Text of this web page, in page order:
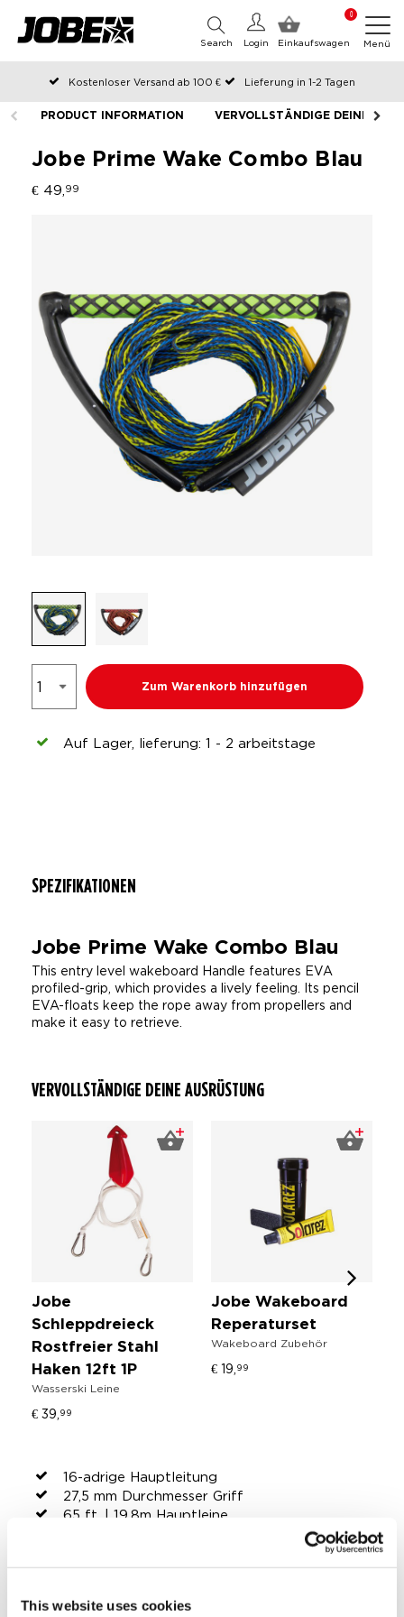
This website uses cookies
0
Einkaufswagen
Login
Search Menü
Kostenloser Versand ab 100 €
Lieferung in 1-2 Tagen
An Werktagen vor 12:00 Uhr bestellt, noch am selben Tag versendet
Zahlen Sie später oder in Teilen
PRODUCT INFORMATION VERVOLLSTÄNDIGE DEINE
Jobe Prime Wake Combo Blau
€ 49, 99
Zum Warenkorb hinzufügen
Auf Lager, lieferung: 1 - 2 arbeitstage
SPEZIFIKATIONEN
Jobe Prime Wake Combo Blau
This entry level wakeboard Handle features EVA
profiled-grip, which provides a lively feeling. Its pencil
EVA-floats keep the rope away from propellers and
make it easy to retrieve.
VERVOLLSTÄNDIGE DEINE AUSRÜSTUNG
Jobe
Schleppdreieck
Rostfreier Stahl
Haken 12ft 1P
Wasserski Leine
€ 39, 99
Jobe Wakeboard
Reperaturset
Wakeboard Zubehör
€ 19, 99
16-adrige Hauptleitung
27,5 mm Durchmesser Griff
65 ft. | 19,8m Hauptleine
Stift schwimmt zur Unterstützung des auf